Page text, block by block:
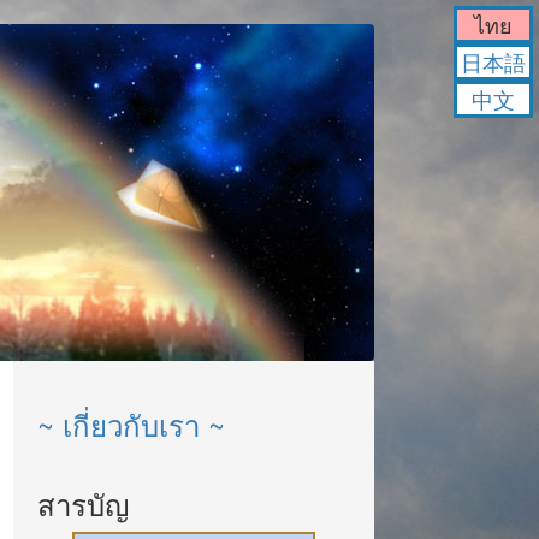
~ เกี่ยวกับเรา ~
สารบัญ
ไทย
日本語
中文